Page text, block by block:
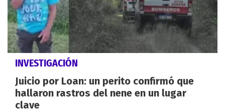
INVESTIGACIÓN
Juicio por Loan: un perito confirmó que
hallaron rastros del nene en un lugar
clave